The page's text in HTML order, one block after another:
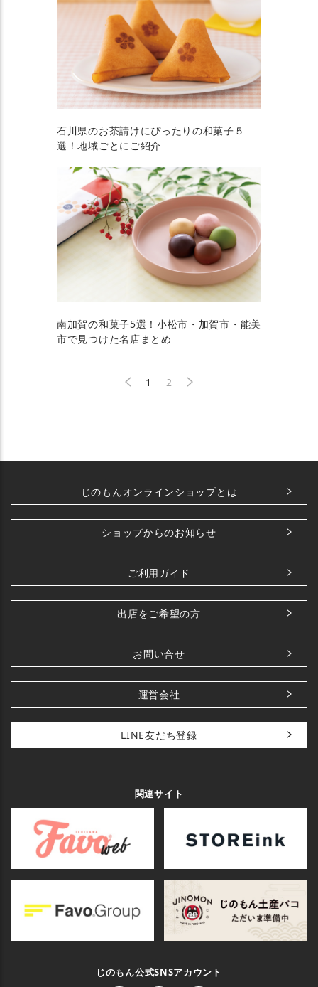
石川県のお茶請けにぴったりの和菓子５
選！地域ごとにご紹介
南加賀の和菓子5選！小松市・加賀市・能美
市で見つけた名店まとめ
1 2
じのもんオンラインショップとは
ショップからのお知らせ
ご利用ガイド
出店をご希望の方
お問い合せ
運営会社
LINE友だち登録
関連サイト
じのもん公式SNSアカウント